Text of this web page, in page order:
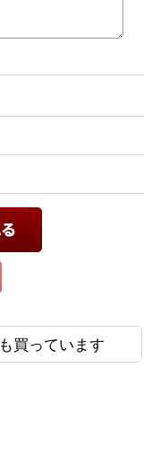
買っています